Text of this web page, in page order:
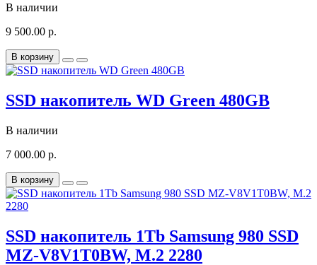
В наличии
9 500.00 р.
В корзину
SSD накопитель WD Green 480GB
В наличии
7 000.00 р.
В корзину
SSD накопитель 1Tb Samsung 980 SSD
MZ-V8V1T0BW, M.2 2280